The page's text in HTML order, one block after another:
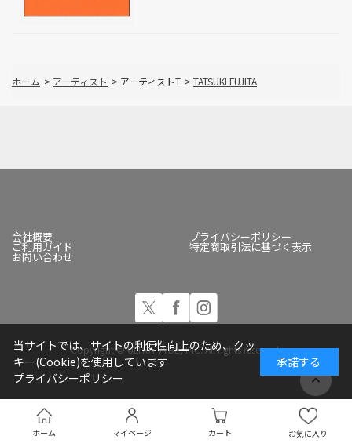
ホーム マイページ カート お気に入り
ホーム > アーティスト > アーティストT > TATSUKI FUJITA
会社概要 プライバシーポリシー
ご利用ガイド 特定商取引法に基づく表示
お問い合わせ
Copyright © ULTRA-VYBE, INC. All rights reserved.
当サイトでは、サイトの利便性向上のため、クッ
キー(Cookie)を使用しています
プライバシーポリシー
承諾する